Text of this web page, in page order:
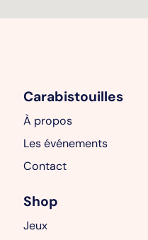
Carabistouilles
À propos
Les événements
Contact
Shop
Jeux